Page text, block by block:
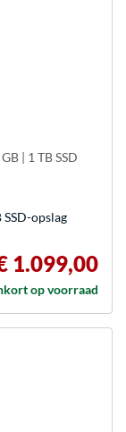
| 1 TB SSD
opslag
1.099,00
op voorraad